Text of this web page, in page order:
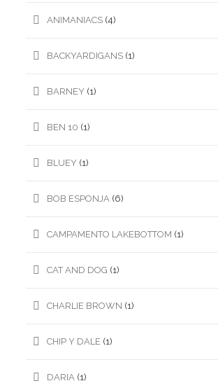
ANIMANIACS (4)
BACKYARDIGANS (1)
BARNEY (1)
BEN 10 (1)
BLUEY (1)
BOB ESPONJA (6)
CAMPAMENTO LAKEBOTTOM (1)
CAT AND DOG (1)
CHARLIE BROWN (1)
CHIP Y DALE (1)
DARIA (1)